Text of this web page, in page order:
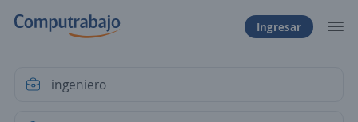
Ingresar